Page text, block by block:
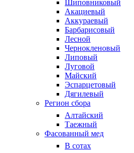
Шиповниковый
Акациевый
Аккураевый
Барбарисовый
Лесной
Чернокленовый
Липовый
Луговой
Майский
Эспарцетовый
Дягилевый
Регион сбора
Алтайский
Таежный
Фасованный мед
В сотах